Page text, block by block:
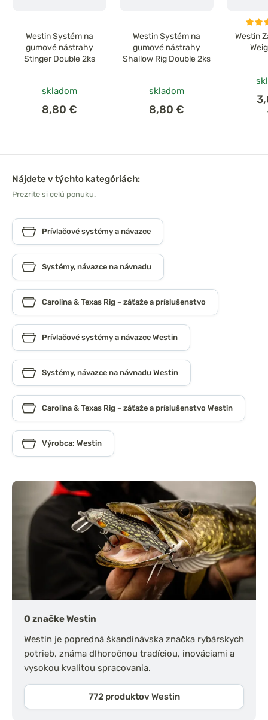
Westin Systém na
gumové nástrahy
Stinger Double 2ks
skladom
8,80 €
Westin Systém na
gumové nástrahy
Shallow Rig Double 2ks
skladom
8,80 €
Westin
Nájdete v týchto kategóriách:
Prezrite si celú ponuku.
Prívlačové systémy a návazce
Systémy, návazce na návnadu
Carolina & Texas Rig – záťaže a príslušenstvo
Prívlačové systémy a návazce Westin
Systémy, návazce na návnadu Westin
Carolina & Texas Rig – záťaže a príslušenstvo Westin
Výrobca: Westin
O značke Westin
Westin je popredná škandinávska značka rybárskych
potrieb, známa dlhoročnou tradíciou, inováciami a
vysokou kvalitou spracovania.
772 produktov Westin